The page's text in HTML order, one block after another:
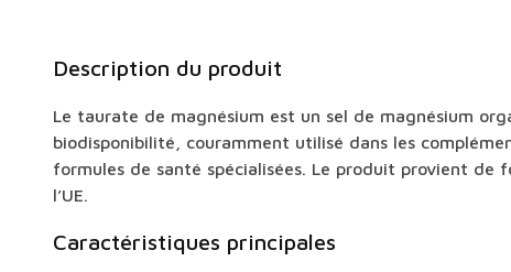
Description du produit
Le taurate de magnésium est un sel de magnésium
biodisponibilité, couramment utilisé dans les
formules de santé spécialisées. Le produit provient de
l’UE.
Caractéristiques principales